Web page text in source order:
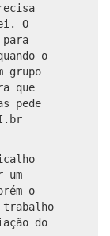
O
o
grupo
que
pede
um
o
do